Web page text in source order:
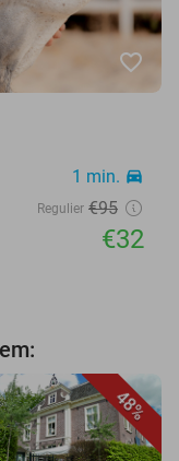
favorite_border
1 min. directions_car
Regulier €95
€32
48%